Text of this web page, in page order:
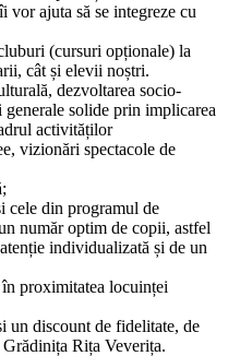
ajuta să se integreze cu
(cursuri opționale) la
cât și elevii noștri.
dezvoltarea socio-
solide prin implicarea
activităților
vizionări spectacole de
cele din programul de
număr optim de copii, astfel
individualizată și de un
proximitatea locuinței
un discount de fidelitate, de
Rița Veverița.